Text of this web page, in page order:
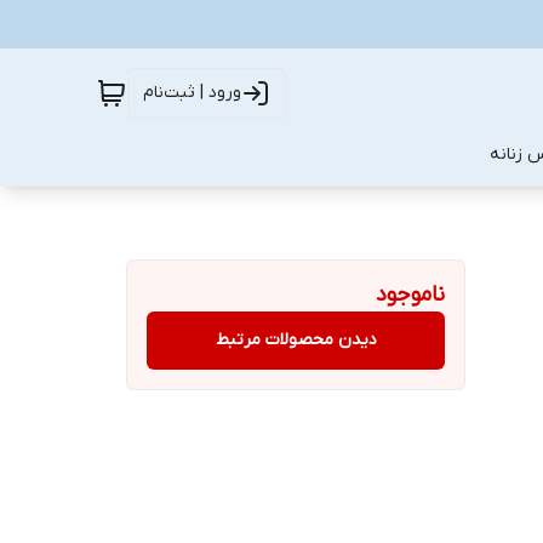
ورود | ثبت‌نام
زنانه
ناموجود
دیدن محصولات مرتبط